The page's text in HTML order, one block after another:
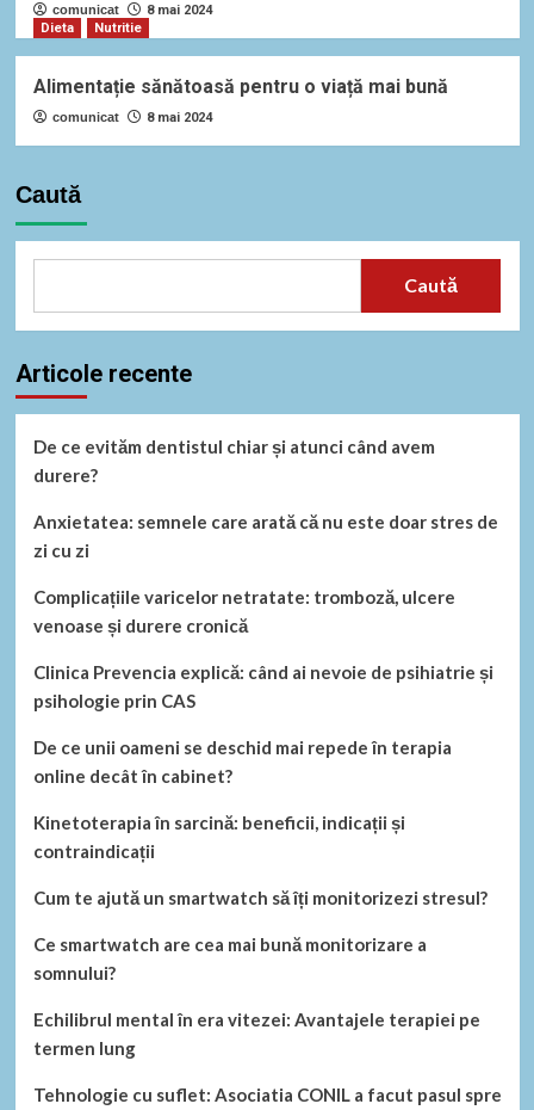
comunicat
8 mai 2024
Dieta
Nutritie
Alimentație sănătoasă pentru o viață mai bună
comunicat 8 mai 2024
Caută
Caută
Articole recente
De ce evităm dentistul chiar și atunci când avem
durere?
Anxietatea: semnele care arată că nu este doar stres de
zi cu zi
Complicațiile varicelor netratate: tromboză, ulcere
venoase și durere cronică
Clinica Prevencia explică: când ai nevoie de psihiatrie și
psihologie prin CAS
De ce unii oameni se deschid mai repede în terapia
online decât în cabinet?
Kinetoterapia în sarcină: beneficii, indicații și
contraindicații
Cum te ajută un smartwatch să îți monitorizezi stresul?
Ce smartwatch are cea mai bună monitorizare a
somnului?
Echilibrul mental în era vitezei: Avantajele terapiei pe
termen lung
Tehnologie cu suflet: Asociatia CONIL a facut pasul spre